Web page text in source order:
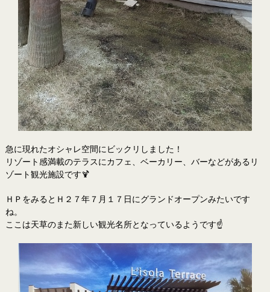
急に現れたオシャレ空間にビックリしました！
リゾート感満載のテラスにカフェ、ベーカリー、バーなどがあるリ
ゾート観光施設です🍹
ＨＰをみるとＨ２７年７月１７日にグランドオープンみたいです
ね。
ここは天草のまた新しい観光名所となっているようです☝